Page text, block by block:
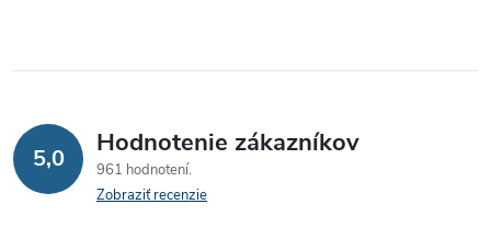
5,0 Hodnotenie zákazníkov
961 hodnotení
Zobraziť recenzie